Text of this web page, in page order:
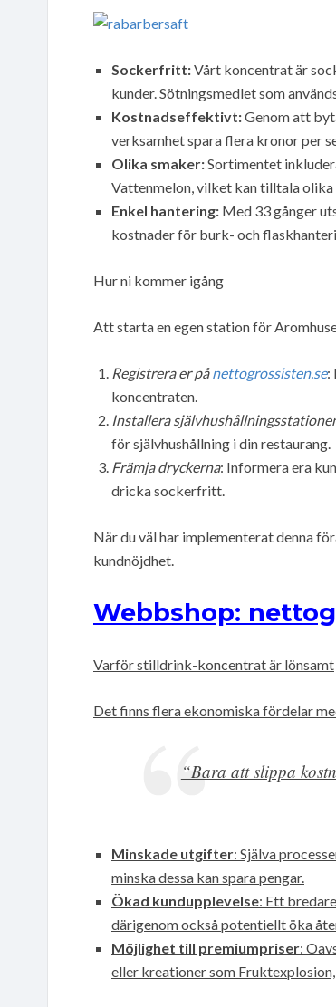
Sockerfritt:Vårt koncentrat är
kunder. Sötningsmedlet som
Kostnadseffektivt:Genom att
verksamhet spara flera kronor per
Olika smaker:Sortimentet
Vattenmelon, vilket kan tilltala olika
Enkel hantering: Med 33 gånger
kostnader för burk- och
Hur ni kommer igång
Att starta en egen station för
Registrera er pånettogrossisten.se:
koncentraten.
Installera
för självhushållning i din restaurang.
Främja dryckerna: Informera era
dricka sockerfritt.
När du väl har implementerat denna
kundnöjdhet.
Webbshop:
Varför stilldrink-koncentrat är lönsamt
Det finns flera ekonomiska fördelar
“Bara att slippa
Minskade utgifter: Själva
minska dessa kan spara pengar.
Ökad kundupplevelse: Ett
därigenom också potentiellt öka
Möjlighet till premiumpriser:
eller kreationer som